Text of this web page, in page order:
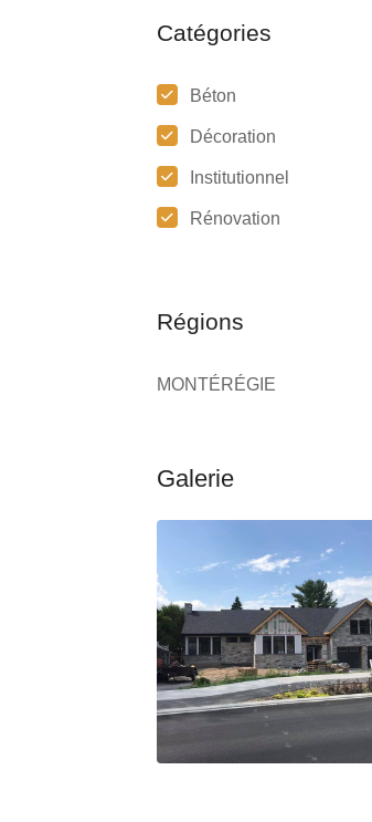
Catégories
Béton
Décoration
Institutionnel
Rénovation
Régions
MONTÉRÉGIE